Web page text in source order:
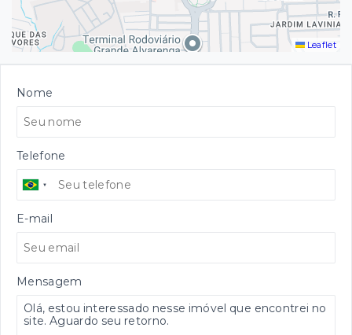
Leaflet
Nome
Telefone
E-mail
Mensagem